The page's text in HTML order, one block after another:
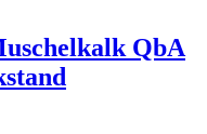
QbA